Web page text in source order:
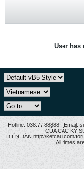
User has
Hotline: 038.77 88888 - Email:
CỦA CÁC KỸ
DIỄN ĐÀN http://ketcau.com/
All times